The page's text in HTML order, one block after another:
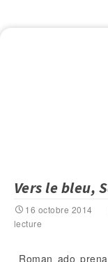
Vers le bleu,
16 octobre 2014
lecture
Roman ado